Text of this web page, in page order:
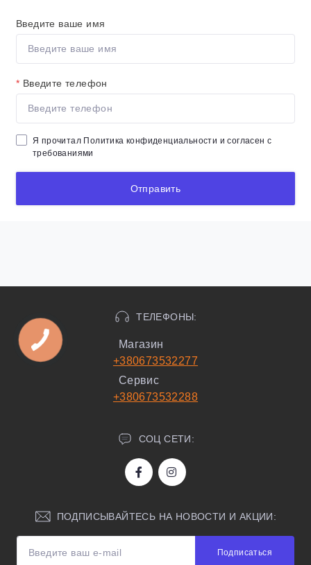
Введите ваше имя
* Введите телефон
Я прочитал Политика конфиденциальности и согласен с
требованиями
Отправить
ТЕЛЕФОНЫ:
Магазин
+380673532277
Сервис
+380673532288
СОЦ СЕТИ:
ПОДПИСЫВАЙТЕСЬ НА НОВОСТИ И АКЦИИ:
Подписаться